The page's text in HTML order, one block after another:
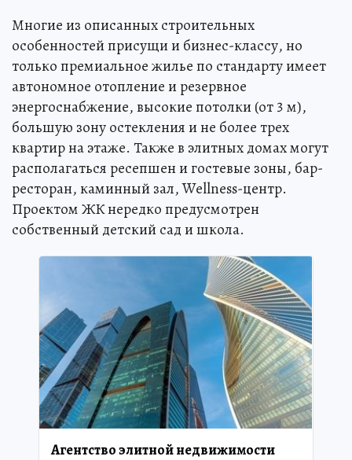
Многие из описанных строительных
особенностей присущи и бизнес-классу, но
только премиальное жилье по стандарту имеет
автономное отопление и резервное
энергоснабжение, высокие потолки (от 3 м),
большую зону остекления и не более трех
квартир на этаже. Также в элитных домах могут
располагаться ресепшен и гостевые зоны, бар-
ресторан, каминный зал, Wellness-центр.
Проектом ЖК нередко предусмотрен
собственный детский сад и школа.
Агентство элитной недвижимости